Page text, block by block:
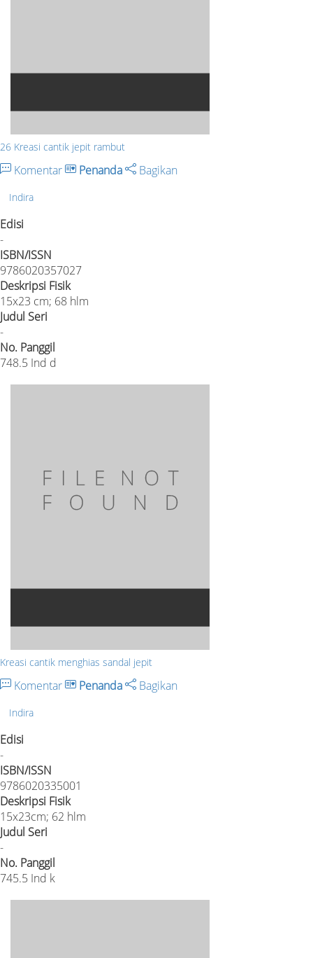
26 Kreasi cantik jepit rambut
Komentar Penanda Bagikan
Indira
Edisi
-
ISBN/ISSN
9786020357027
Deskripsi Fisik
15x23 cm; 68 hlm
Judul Seri
-
No. Panggil
748.5 Ind d
Kreasi cantik menghias sandal jepit
Komentar Penanda Bagikan
Indira
Edisi
-
ISBN/ISSN
9786020335001
Deskripsi Fisik
15x23cm; 62 hlm
Judul Seri
-
No. Panggil
745.5 Ind k